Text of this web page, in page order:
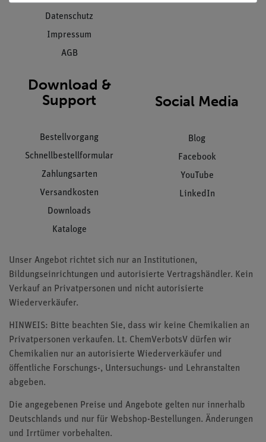
Datenschutz
Impressum
AGB
Download &
Support
Bestellvorgang
Schnellbestellformular
Zahlungsarten
Versandkosten
Downloads
Kataloge
Social Media
Blog
Facebook
YouTube
LinkedIn
Unser Angebot richtet sich nur an Institutionen,
Bildungseinrichtungen und autorisierte Vertragshändler. Kein
Verkauf an Privatpersonen und nicht autorisierte
Wiederverkäufer.
HINWEIS: Bitte beachten Sie, dass wir keine Chemikalien an
Privatpersonen verkaufen. Lt. ChemVerbotsV dürfen wir
Chemikalien nur an autorisierte Wiederverkäufer und
öffentliche Forschungs-, Untersuchungs- und Lehranstalten
abgeben.
Die angegebenen Preise und Angebote gelten nur innerhalb
Deutschlands und nur für Webshop-Bestellungen. Änderungen
und Irrtümer vorbehalten.